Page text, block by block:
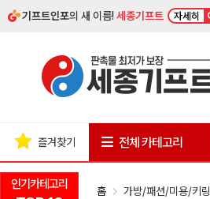
기프트인포의 새 이름!세종기프트 자세히
인기카테고리
즐겨찾기 전체 카테고리
홈 가방/패션/미용/키링